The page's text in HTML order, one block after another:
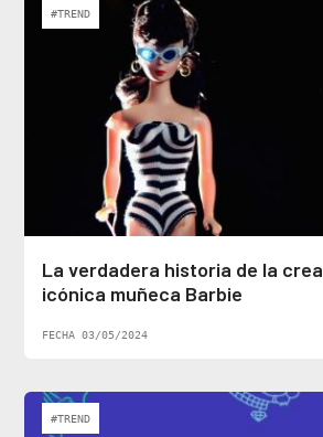
#TREND
La verdadera historia de la
icónica muñeca Barbie
FECHA 03/05/2024
#TREND